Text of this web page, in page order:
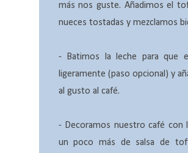
más nos guste. Añadimos el
nueces tostadas y mezclamos
- Batimos la leche para que
ligeramente (paso opcional) y
al gusto al café.
- Decoramos nuestro café con
un poco más de salsa de